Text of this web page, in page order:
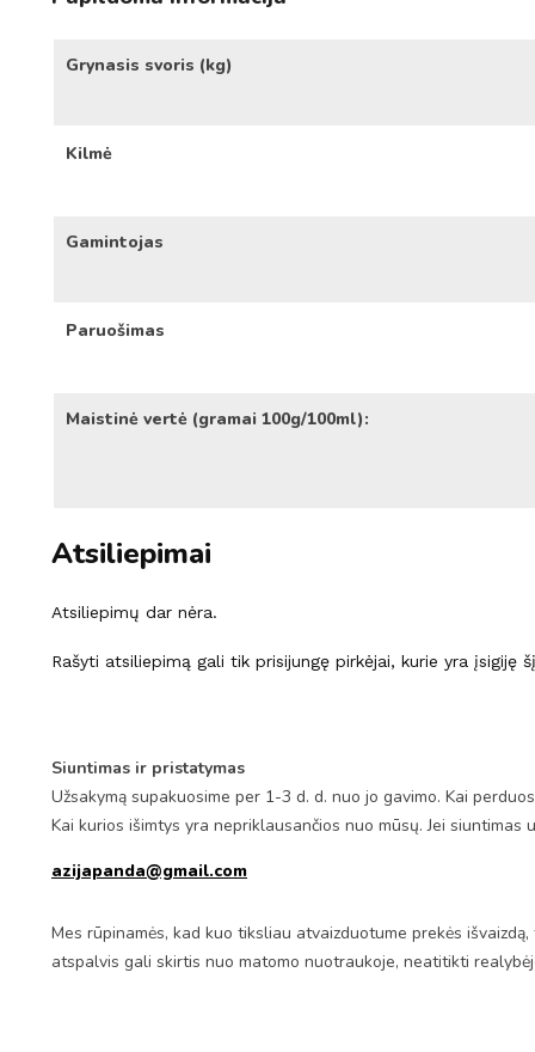
Grynasis svoris (kg)
Kilmė
Gamintojas
Paruošimas
Maistinė vertė (gramai 100g/100ml):
Atsiliepimai
Atsiliepimų dar nėra.
Rašyti atsiliepimą gali tik prisijungę pirkėjai, kurie yra įsigiję
Siuntimas ir pristatymas
Užsakymą supakuosime per 1-3 d. d. nuo jo gavimo. Kai
Kai kurios išimtys yra nepriklausančios nuo mūsų. Jei siuntimas
azijapanda@gmail.com
Mes rūpinamės, kad kuo tiksliau atvaizduotume prekės
atspalvis gali skirtis nuo matomo nuotraukoje, neatitikti